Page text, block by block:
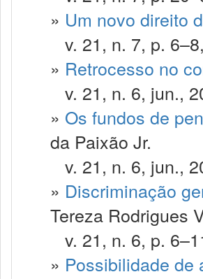
» Um novo direito
v. 21, n. 7, p.
» Retrocesso no
v. 21, n. 6, jun.,
» Os fundos de
da Paixão Jr.
v. 21, n. 6, jun.,
» Discriminação
Tereza Rodrigues
v. 21, n. 6, p.
» Possibilidade de